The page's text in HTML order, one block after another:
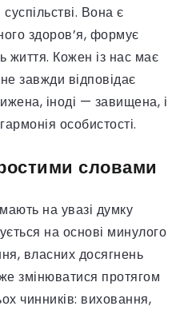
суспільстві. Вона є
здоров’я, формує
життя. Кожен із нас має
завжди відповідає
іноді — завищена, і
особистості.
словами
на увазі думку
на основі минулого
власних досягнень
змінюватися протягом
чинників: виховання,